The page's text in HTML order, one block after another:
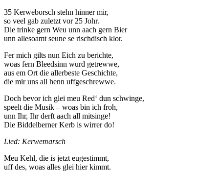
35 Kerweborsch stehn hinner mir,
so veel gab zuletzt vor 25 Johr.
Die trinke gern Weu unn aach gern Bier
unn allesoamt seune se rischdisch klor.
Fer mich gilts nun Eich zu berichte,
woas fern Bleedsinn wurd getrewwe,
aus em Ort die allerbeste Geschichte,
die mir uns all henn uffgeschrewwe.
Doch bevor ich glei meu Red‘ dun schwinge,
speelt die Musik – woas bin ich froh,
unn Ihr, Ihr derft aach all mitsinge!
Die Biddelberner Kerb is wirrer do!
Lied: Kerwemarsch
Meu Kehl, die is jetzt eugestimmt,
uff des, woas alles glei hier kimmt.